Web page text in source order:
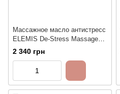
Массажное масло антистресс
ELEMIS De-Stress Massage
Oil, 100ml
2 340 грн